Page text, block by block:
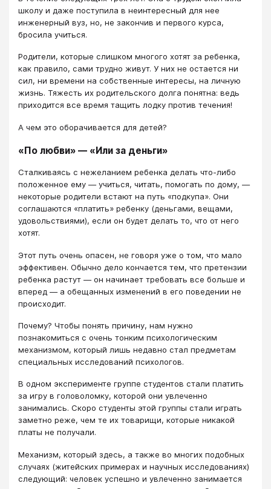
школу и даже поступила в неинтересный для нее
инженерный вуз, но, не закончив и первого курса,
бросила учиться.
Родители, которые слишком многого хотят за ребенка,
как правило, сами трудно живут. У них не остается ни
сил, ни времени на собственные интересы, на личную
жизнь. Тяжесть их родительского долга понятна: ведь
приходится все время тащить лодку против течения!
А чем это оборачивается для детей?
«По любви» — «Или за деньги»
Сталкиваясь с нежеланием ребенка делать что-либо
положенное ему — учиться, читать, помогать по дому, —
некоторые родители встают на путь «подкупа». Они
соглашаются «платить» ребенку (деньгами, вещами,
удовольствиями), если он будет делать то, что от него
хотят.
Этот путь очень опасен, не говоря уже о том, что мало
эффективен. Обычно дело кончается тем, что претензии
ребенка растут — он начинает требовать все больше и
вперед — а обещанных изменений в его поведении не
происходит.
Почему? Чтобы понять причину, нам нужно
познакомиться с очень тонким психологическим
механизмом, который лишь недавно стал предметам
специальных исследований психологов.
В одном эксперименте группе студентов стали платить
за игру в головоломку, которой они увлеченно
занимались. Скоро студенты этой группы стали играть
заметно реже, чем те их товарищи, которые никакой
платы не получали.
Механизм, который здесь, а также во многих подобных
случаях (житейских примерах и научных исследованиях)
следующий: человек успешно и увлеченно занимается